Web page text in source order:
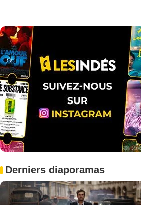
Derniers diaporamas